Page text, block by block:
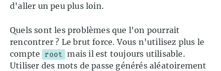
d'aller un peu plus loin.
Quels sont les problèmes que l'on pourrait
rencontrer ? Le brut force. Vous n'utilisez plus le
compte root mais il est toujours utilisable.
Utiliser des mots de passe générés aléatoirement